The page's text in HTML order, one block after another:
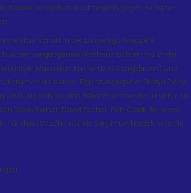
heraus versuchen, bestmöglich gegen zu halten
Mannschaft in der Landesliga Gruppe A
in den vergangenen Wochen noch einmal in der
Maximilian Knittel (EHC Königsbrunn) und
kommen die beiden Ergänzungsspieler Stanja Picha
U20), die sich bei den Eisbären entwicklen und für die
David Ballner, David Zachar, Petr Ceslik, Benedek
Für den ESV zählt nur ein Sieg in Lechbruck, was die